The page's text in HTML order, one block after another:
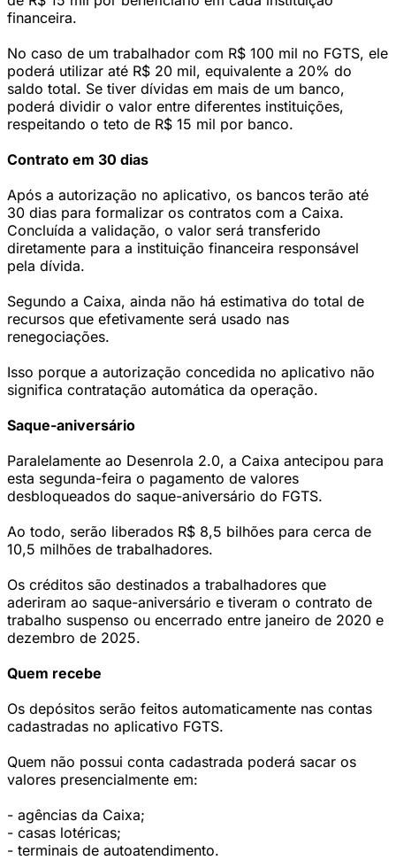
financeira.
No caso de um trabalhador com R$ 100 mil no FGTS, ele
poderá utilizar até R$ 20 mil, equivalente a 20% do
saldo total. Se tiver dívidas em mais de um banco,
poderá dividir o valor entre diferentes instituições,
respeitando o teto de R$ 15 mil por banco.
Contrato em 30 dias
Após a autorização no aplicativo, os bancos terão até
30 dias para formalizar os contratos com a Caixa.
Concluída a validação, o valor será transferido
diretamente para a instituição financeira responsável
pela dívida.
Segundo a Caixa, ainda não há estimativa do total de
recursos que efetivamente será usado nas
renegociações.
Isso porque a autorização concedida no aplicativo não
significa contratação automática da operação.
Saque-aniversário
Paralelamente ao Desenrola 2.0, a Caixa antecipou para
esta segunda-feira o pagamento de valores
desbloqueados do saque-aniversário do FGTS.
Ao todo, serão liberados R$ 8,5 bilhões para cerca de
10,5 milhões de trabalhadores.
Os créditos são destinados a trabalhadores que
aderiram ao saque-aniversário e tiveram o contrato de
trabalho suspenso ou encerrado entre janeiro de 2020 e
dezembro de 2025.
Quem recebe
Os depósitos serão feitos automaticamente nas contas
cadastradas no aplicativo FGTS.
Quem não possui conta cadastrada poderá sacar os
valores presencialmente em:
- agências da Caixa;
- casas lotéricas;
- terminais de autoatendimento.